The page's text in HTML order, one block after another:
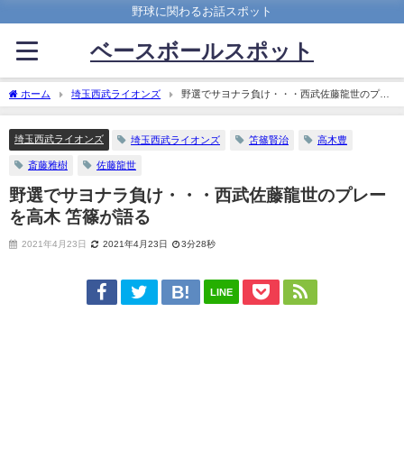
野球に関わるお話スポット
ベースボールスポット
ホーム 埼玉西武ライオンズ
野選でサヨナラ負け・・・西武佐藤龍世のプレ
ーを高木 笘篠が語る
埼玉西武ライオンズ 埼玉西武ライオンズ 笘篠賢治 高木豊
斎藤雅樹 佐藤龍世
野選でサヨナラ負け・・・西武佐藤龍世のプレー
を高木 笘篠が語る
2021年4月23日 2021年4月23日 3分28秒
LINE